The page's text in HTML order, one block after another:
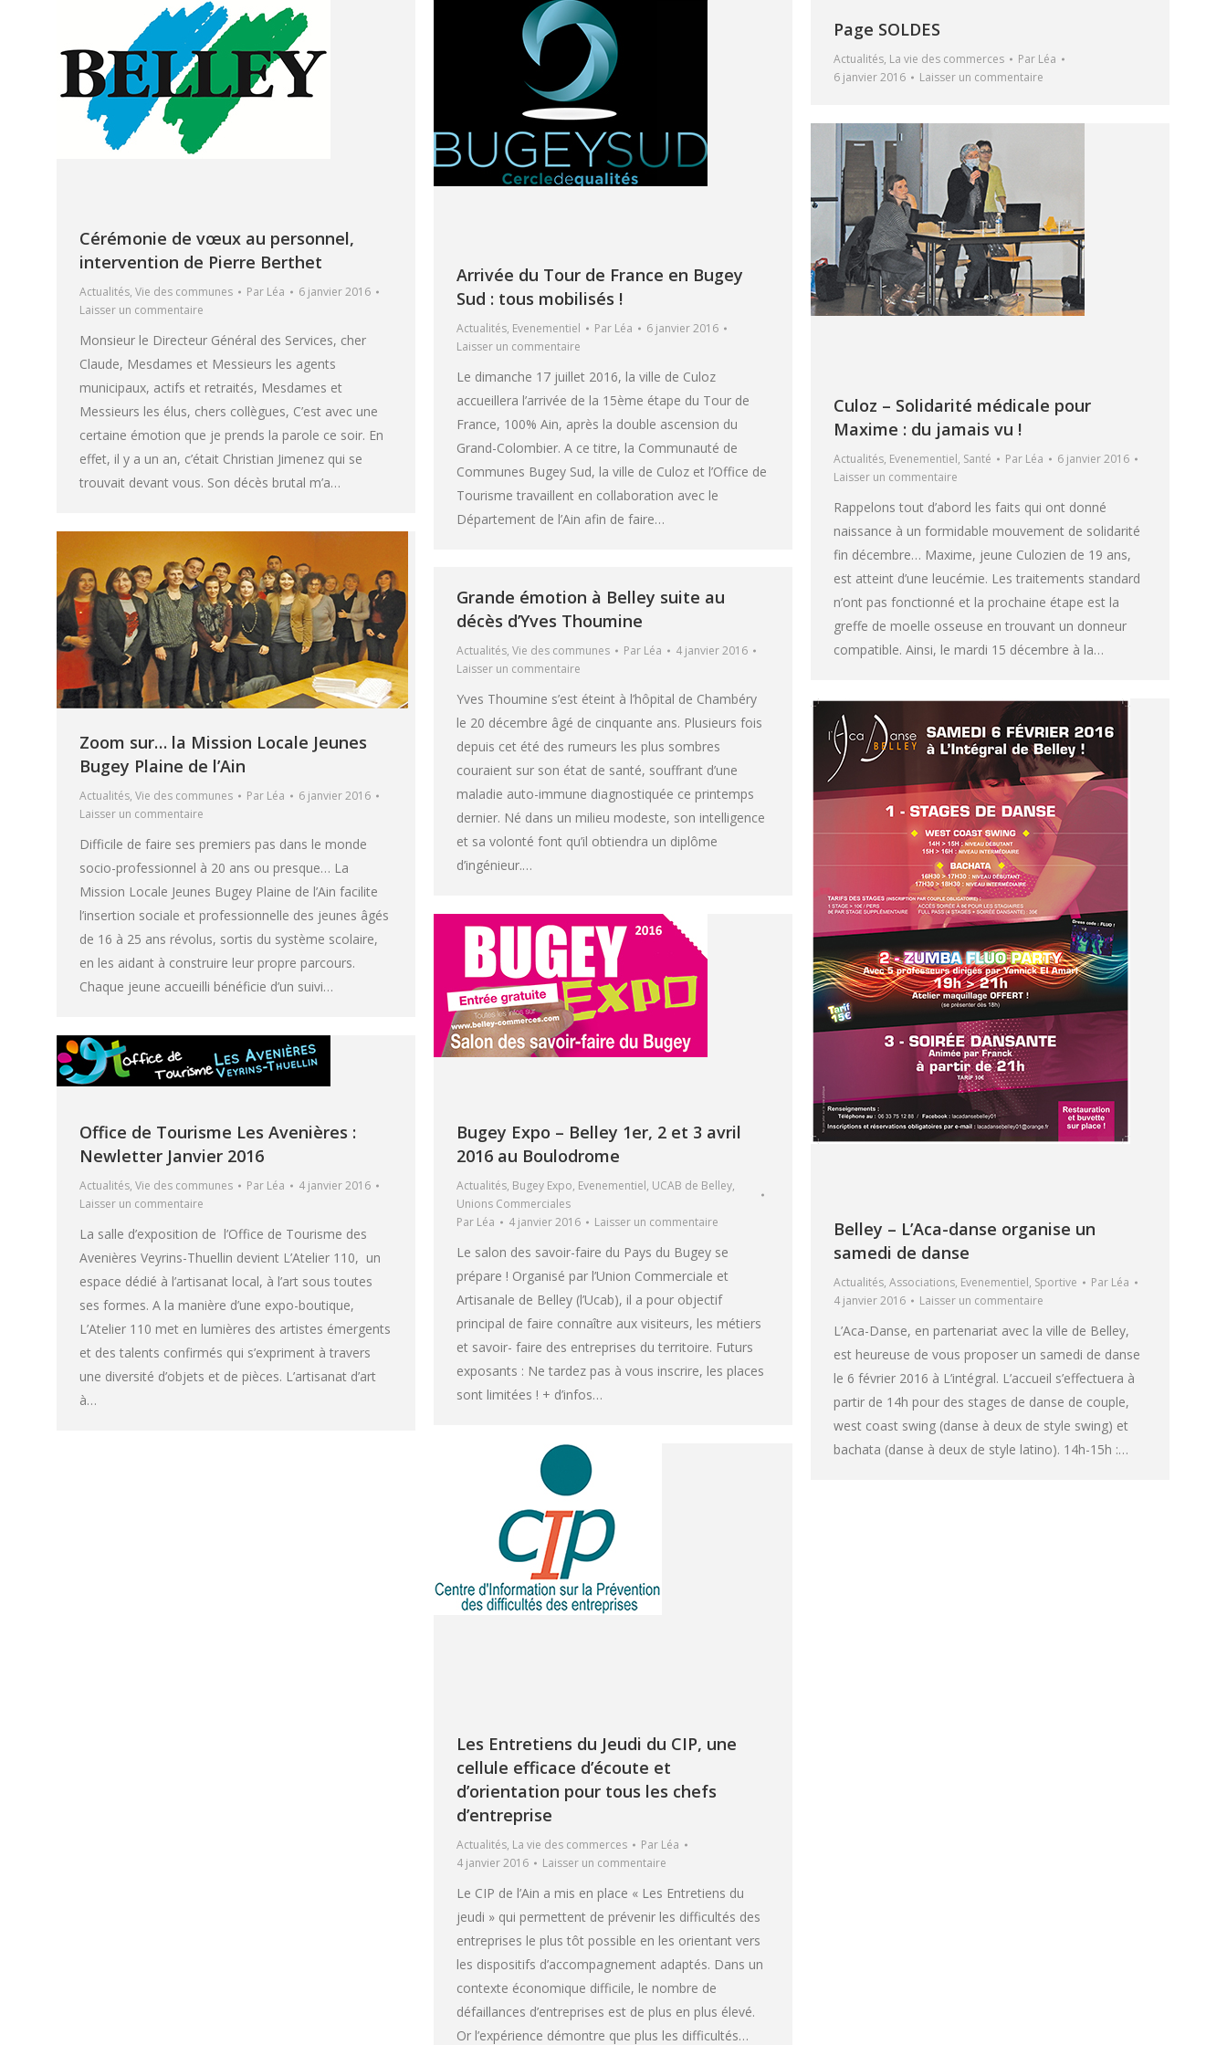
Cérémonie de vœux au personnel,
intervention de Pierre Berthet
Actualités, Vie des communes Par Léa
6 janvier 2016
Laisser un commentaire
Monsieur le Directeur Général des Services, cher
Claude, Mesdames et Messieurs les agents
municipaux, actifs et retraités, Mesdames et
Messieurs les élus, chers collègues, C’est avec une
certaine émotion que je prends la parole ce soir. En
effet, il y a un an, c’était Christian Jimenez qui se
trouvait devant vous. Son décès brutal m’a…
Arrivée du Tour de France en Bugey
Sud : tous mobilisés !
Actualités, Evenementiel Par Léa
6 janvier 2016
Laisser un commentaire
Le dimanche 17 juillet 2016, la ville de Culoz
accueillera l’arrivée de la 15ème étape du Tour de
France, 100% Ain, après la double ascension du
Grand-Colombier. A ce titre, la Communauté de
Communes Bugey Sud, la ville de Culoz et l’Office de
Tourisme travaillent en collaboration avec le
Département de l’Ain afin de faire…
Page SOLDES
Actualités, La vie des commerces Par Léa
6 janvier 2016
Laisser un commentaire
Culoz – Solidarité médicale pour
Maxime : du jamais vu !
Actualités, Evenementiel, Santé Par Léa
6 janvier 2016
Laisser un commentaire
Rappelons tout d’abord les faits qui ont donné
naissance à un formidable mouvement de solidarité
fin décembre… Maxime, jeune Culozien de 19 ans,
est atteint d’une leucémie. Les traitements standard
n’ont pas fonctionné et la prochaine étape est la
greffe de moelle osseuse en trouvant un donneur
compatible. Ainsi, le mardi 15 décembre à la…
Zoom sur… la Mission Locale Jeunes
Bugey Plaine de l’Ain
Actualités, Vie des communes Par Léa
6 janvier 2016
Laisser un commentaire
Difficile de faire ses premiers pas dans le monde
socio-professionnel à 20 ans ou presque… La
Mission Locale Jeunes Bugey Plaine de l’Ain facilite
l’insertion sociale et professionnelle des jeunes âgés
de 16 à 25 ans révolus, sortis du système scolaire,
en les aidant à construire leur propre parcours.
Chaque jeune accueilli bénéficie d’un suivi…
Grande émotion à Belley suite au
décès d’Yves Thoumine
Actualités, Vie des communes Par Léa
4 janvier 2016
Laisser un commentaire
Yves Thoumine s’est éteint à l’hôpital de Chambéry
le 20 décembre âgé de cinquante ans. Plusieurs fois
depuis cet été des rumeurs les plus sombres
couraient sur son état de santé, souffrant d’une
maladie auto-immune diagnostiquée ce printemps
dernier. Né dans un milieu modeste, son intelligence
et sa volonté font qu’il obtiendra un diplôme
d’ingénieur.…
Belley – L’Aca-danse organise un
samedi de danse
Actualités, Associations, Evenementiel, Sportive Par Léa
4 janvier 2016
Laisser un commentaire
L’Aca-Danse, en partenariat avec la ville de Belley,
est heureuse de vous proposer un samedi de danse
le 6 février 2016 à L’intégral. L’accueil s’effectuera à
partir de 14h pour des stages de danse de couple,
west coast swing (danse à deux de style swing) et
bachata (danse à deux de style latino). 14h-15h :…
Bugey Expo – Belley 1er, 2 et 3 avril
2016 au Boulodrome
Actualités, Bugey Expo, Evenementiel, UCAB de Belley,
Unions Commerciales
Par Léa 4 janvier 2016 Laisser un commentaire
Le salon des savoir-faire du Pays du Bugey se
prépare ! Organisé par l’Union Commerciale et
Artisanale de Belley (l’Ucab), il a pour objectif
principal de faire connaître aux visiteurs, les métiers
et savoir- faire des entreprises du territoire. Futurs
exposants : Ne tardez pas à vous inscrire, les places
sont limitées ! + d’infos…
Office de Tourisme Les Avenières :
Newletter Janvier 2016
Actualités, Vie des communes Par Léa
4 janvier 2016
Laisser un commentaire
La salle d’exposition de l’Office de Tourisme des
Avenières Veyrins-Thuellin devient L’Atelier 110, un
espace dédié à l’artisanat local, à l’art sous toutes
ses formes. A la manière d’une expo-boutique,
L’Atelier 110 met en lumières des artistes émergents
et des talents confirmés qui s’expriment à travers
une diversité d’objets et de pièces. L’artisanat d’art
à…
Les Entretiens du Jeudi du CIP, une
cellule efficace d’écoute et
d’orientation pour tous les chefs
d’entreprise
Actualités, La vie des commerces Par Léa
4 janvier 2016
Laisser un commentaire
Le CIP de l’Ain a mis en place « Les Entretiens du
jeudi » qui permettent de prévenir les difficultés des
entreprises le plus tôt possible en les orientant vers
les dispositifs d’accompagnement adaptés. Dans un
contexte économique difficile, le nombre de
défaillances d’entreprises est de plus en plus élevé.
Or l’expérience démontre que plus les difficultés…